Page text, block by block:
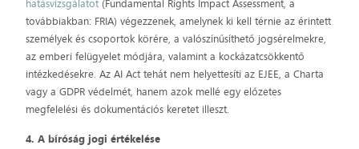
hatásvizsgálatot (Fundamental Rights Impact Assessment, a
továbbiakban: FRIA) végezzenek, amelynek ki kell térnie az érintett
személyek és csoportok körére, a valószínűsíthető jogsérelmekre,
az emberi felügyelet módjára, valamint a kockázatcsökkentő
intézkedésekre. Az AI Act tehát nem helyettesíti az EJEE, a Charta
vagy a GDPR védelmét, hanem azok mellé egy előzetes
megfelelési és dokumentációs keretet illeszt.
4. A bíróság jogi értékelése